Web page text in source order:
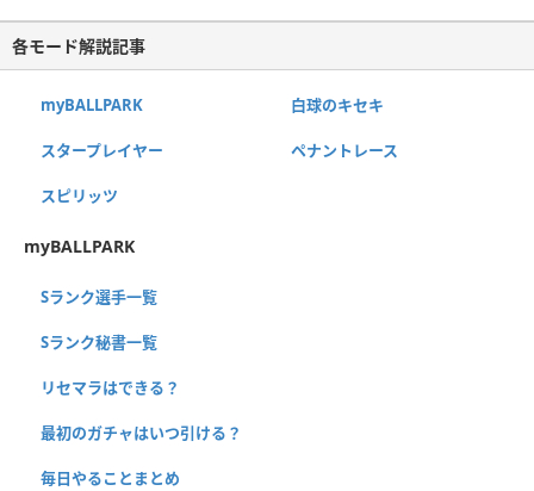
各モード解説記事
myBALLPARK 白球のキセキ
スタープレイヤー ペナントレース
スピリッツ
myBALLPARK
Sランク選手一覧
Sランク秘書一覧
リセマラはできる？
最初のガチャはいつ引ける？
毎日やることまとめ